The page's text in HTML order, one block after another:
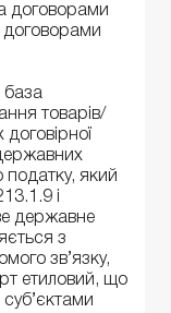
договорами
договорами
база
товарів/
податку, який
і
державне
з
зв’язку,
етиловий, що